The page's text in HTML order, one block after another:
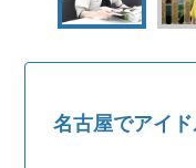
名古屋でアイ